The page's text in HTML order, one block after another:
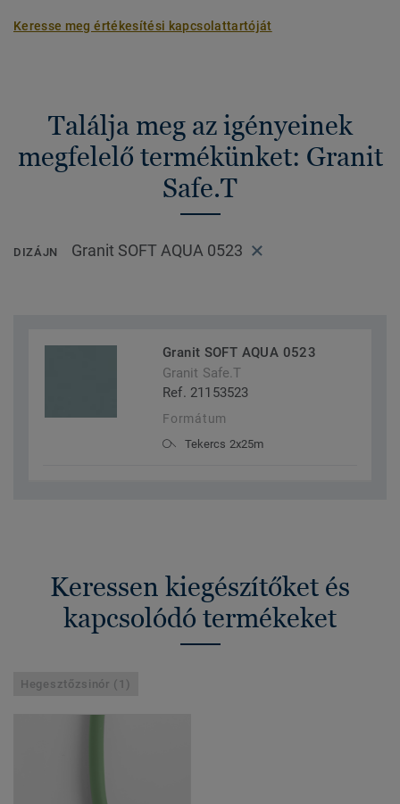
Keresse meg értékesítési kapcsolattartóját
Találja meg az igényeinek
megfelelő termékünket: Granit
Safe.T
DIZÁJN Granit SOFT AQUA 0523
Granit SOFT AQUA 0523
Granit Safe.T
Ref. 21153523
Formátum
Tekercs 2x25m
Keressen kiegészítőket és
kapcsolódó termékeket
Hegesztőzsinór (1)